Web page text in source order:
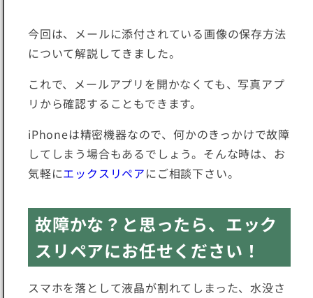
今回は、メールに添付されている画像の保存方法
について解説してきました。
これで、メールアプリを開かなくても、写真アプ
リから確認することもできます。
iPhoneは精密機器なので、何かのきっかけで故障
してしまう場合もあるでしょう。そんな時は、お
気軽にエックスリペアにご相談下さい。
故障かな？と思ったら、エック
スリペアにお任せください！
スマホを落として液晶が割れてしまった、水没さ